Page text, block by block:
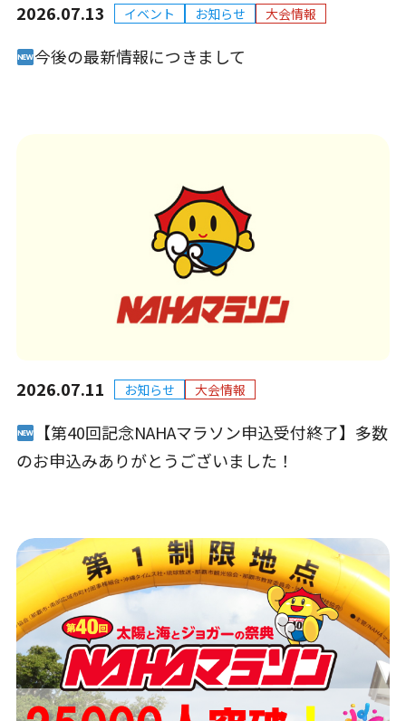
2026.07.13 イベント お知らせ 大会情報
今後の最新情報につきまして
2026.07.11 お知らせ 大会情報
【第40回記念NAHAマラソン申込受付終了】多数
のお申込みありがとうございました！